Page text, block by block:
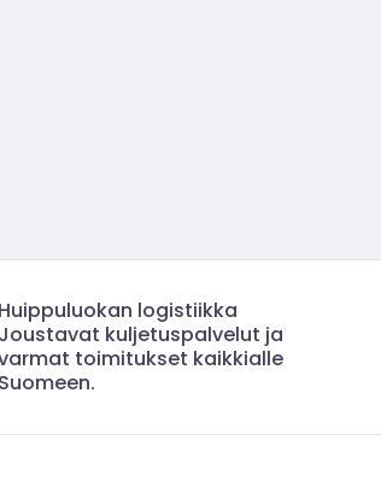
Huippuluokan logistiikka
Joustavat kuljetuspalvelut ja
toimitukset kaikkialle
Suomeen.